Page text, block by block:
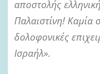
αποστολής
Παλαιστίνη! Καμία
δολοφονικές
Ισραήλ».